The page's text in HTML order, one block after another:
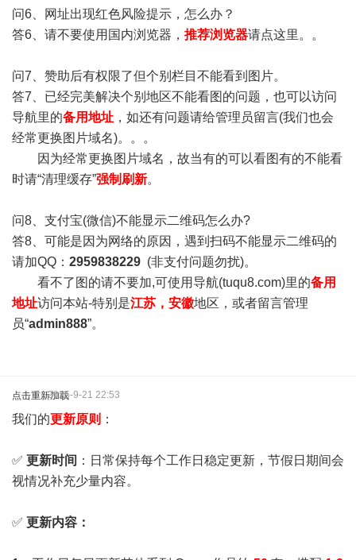
问6、网址出现红色风险提示，怎么办？
答6、请不要使用国内浏览器， 推荐浏览器请点这里。。
问7、赞助后有权限了但个别栏目不能看到图片。
答7、已经完美解决个别地区不能看图的问题，也可以访问
导航里的备用地址 ，如还有问题请给管理员留言(我们也会
经常更换图片域名)。。。
因为经常更换图片域名，故当有的可以看图有的不能看
时请“清理缓存”强制刷新。
问8、支付宝(微信)不能显示二维码怎么办?
答8、可能是因为网络的原因，遇到扫码不能显示二维码的
请加QQ： 2959838229 (非支付问题勿扰)。
看不了图的请不要加,可使用导航(tuqu8.com)里的备用
地址访问本站-特别是江苏，安徽地区，或者留言管理
员“admin888”。
点击重新加载2025-9-21 22:53
我们的更新原则 ：
✅ 更新时间 ：日常保持每个工作日稳定更新，节假日期间会
视情况补充少量内容。
✅ 更新内容：